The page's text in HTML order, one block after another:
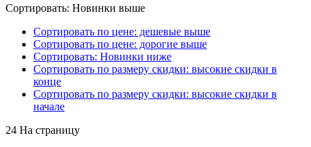
Сортировать: Новинки выше
Сортировать по цене: дешевые выше
Сортировать по цене: дорогие выше
Сортировать: Новинки ниже
Сортировать по размеру скидки: высокие скидки в
конце
Сортировать по размеру скидки: высокие скидки в
начале
24 На страницу